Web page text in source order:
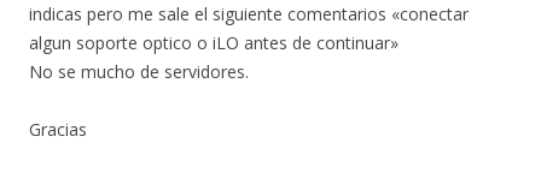
indicas pero me sale el siguiente comentarios «conectar
algun soporte optico o iLO antes de continuar»
No se mucho de servidores.
Gracias